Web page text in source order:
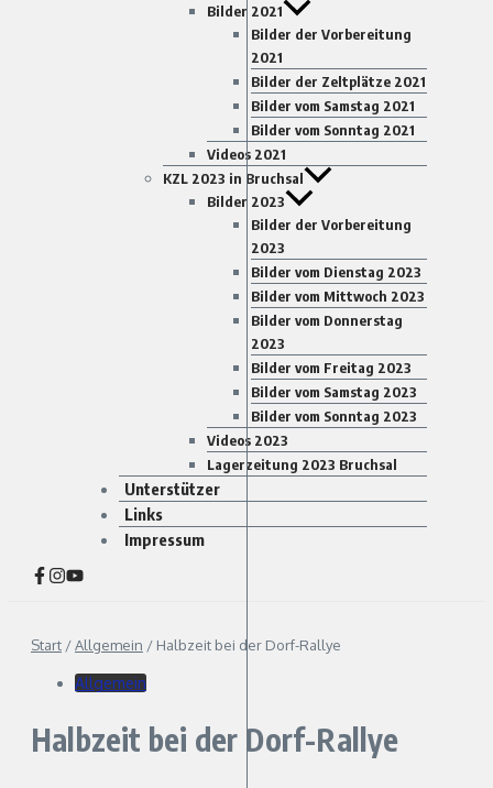
Bilder 2021
Bilder der Vorbereitung
2021
Bilder der Zeltplätze 2021
Bilder vom Samstag 2021
Bilder vom Sonntag 2021
Videos 2021
KZL 2023 in Bruchsal
Bilder 2023
Bilder der Vorbereitung
2023
Bilder vom Dienstag 2023
Bilder vom Mittwoch 2023
Bilder vom Donnerstag
2023
Bilder vom Freitag 2023
Bilder vom Samstag 2023
Bilder vom Sonntag 2023
Videos 2023
Lagerzeitung 2023 Bruchsal
Unterstützer
Links
Impressum
Start /Allgemein / Halbzeit bei der Dorf-Rallye
Allgemein
Halbzeit bei der Dorf-Rallye